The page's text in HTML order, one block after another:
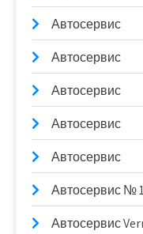
Автосервис
Автосервис
Автосервис
Автосервис
Автосервис
Автосервис №
Автосервис